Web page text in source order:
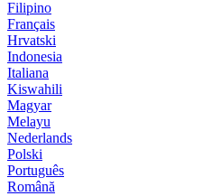
Filipino
Français
Hrvatski
Indonesia
Italiana
Kiswahili
Magyar
Melayu
Nederlands
Polski
Português
Română